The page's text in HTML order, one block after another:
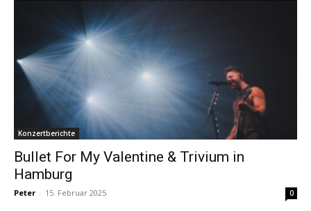
Konzertberichte
Bullet For My Valentine & Trivium in
Hamburg
Peter - 15. Februar 2025 0